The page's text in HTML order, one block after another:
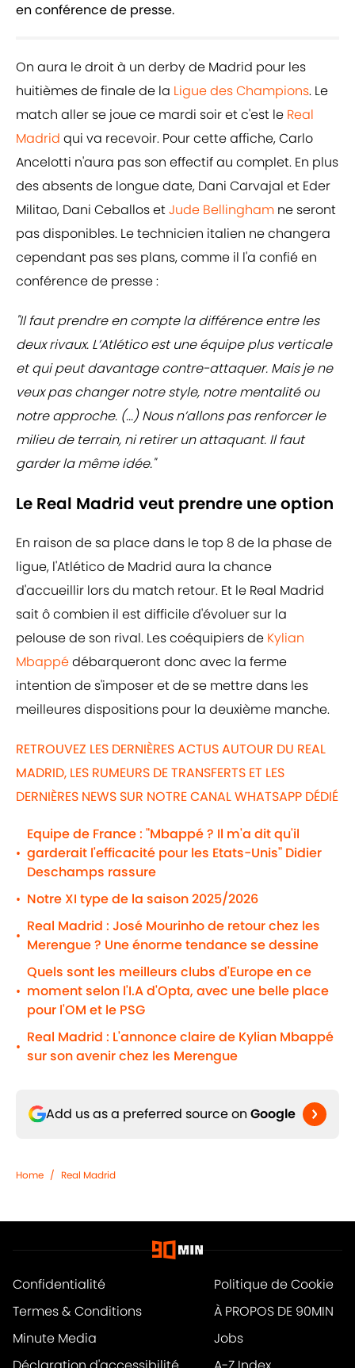
en conférence de presse.
On aura le droit à un derby de Madrid pour les
huitièmes de finale de la Ligue des Champions. Le
match aller se joue ce mardi soir et c'est le Real
Madrid qui va recevoir. Pour cette affiche, Carlo
Ancelotti n'aura pas son effectif au complet. En plus
des absents de longue date, Dani Carvajal et Eder
Militao, Dani Ceballos etJude Bellingham ne seront
pas disponibles. Le technicien italien ne changera
cependant pas ses plans, comme il l'a confié en
conférence de presse :
"Il faut prendre en compte la différence entre les
deux rivaux. L’Atlético est une équipe plus verticale
et qui peut davantage contre-attaquer. Mais je ne
veux pas changer notre style, notre mentalité ou
notre approche. (...) Nous n’allons pas renforcer le
milieu de terrain, ni retirer un attaquant. Il faut
garder la même idée."
Le Real Madrid veut prendre une option
En raison de sa place dans le top 8 de la phase de
ligue, l'Atlético de Madrid aura la chance
d'accueillir lors du match retour. Et le Real Madrid
sait ô combien il est difficile d'évoluer sur la
pelouse de son rival. Les coéquipiers de Kylian
Mbappédébarqueront donc avec la ferme
intention de s'imposer et de se mettre dans les
meilleures dispositions pour la deuxième manche.
RETROUVEZ LES DERNIÈRES ACTUS AUTOUR DU REAL
MADRID, LES RUMEURS DE TRANSFERTS ET LES
DERNIÈRES NEWS SUR NOTRE CANAL WHATSAPP DÉDIÉ
•
Equipe de France : "Mbappé ? Il m'a dit qu'il
garderait l'efficacité pour les Etats-Unis" Didier
Deschamps rassure
• Notre XI type de la saison 2025/2026
•
Real Madrid : José Mourinho de retour chez les
Merengue ? Une énorme tendance se dessine
•
Quels sont les meilleurs clubs d'Europe en ce
moment selon l'I.A d'Opta, avec une belle place
pour l'OM et le PSG
•
Real Madrid : L'annonce claire de Kylian Mbappé
sur son avenir chez les Merengue
Add us as a preferred source on Google
Home / Real Madrid
Confidentialité
Politique de Cookie
Termes & Conditions
À PROPOS DE 90MIN
Minute Media
Jobs